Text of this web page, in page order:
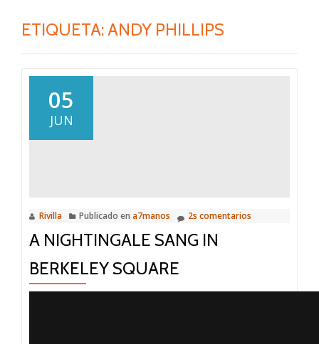
ETIQUETA:ANDY PHILLIPS
05
JUN
Rivilla Publicado en a7manos 2s comentarios
A NIGHTINGALE SANG IN
BERKELEY SQUARE